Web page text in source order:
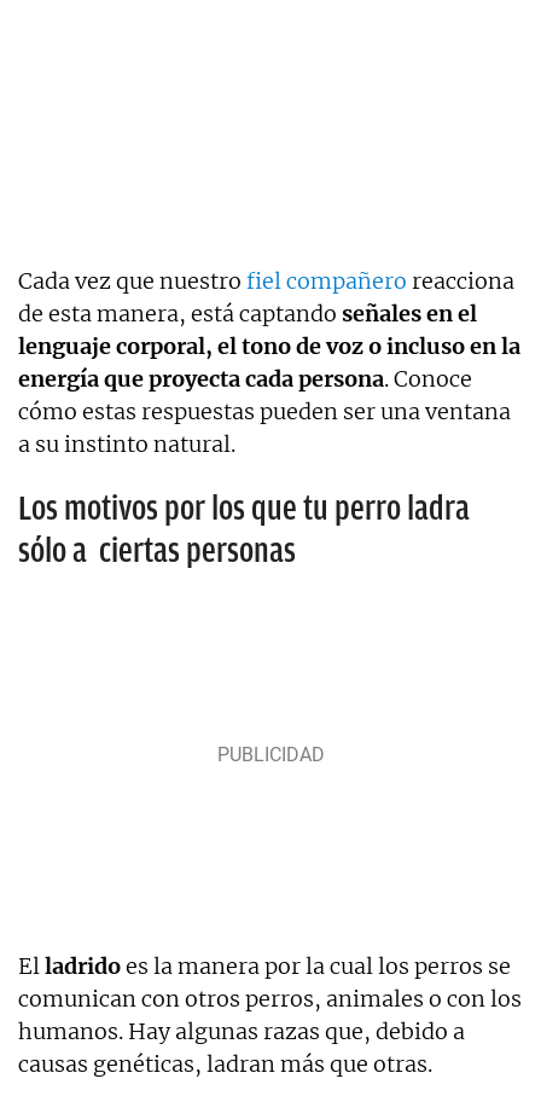
Cada vez que nuestro fiel compañero reacciona
de esta manera, está captando señales en el
lenguaje corporal, el tono de voz o incluso en la
energía que proyecta cada persona. Conoce
cómo estas respuestas pueden ser una ventana
a su instinto natural.
Los motivos por los que tu perro ladra
sólo a ciertas personas
Elladridoes la manera por la cual los perros se
comunican con otros perros, animales o con los
humanos. Hay algunas razas que, debido a
causas genéticas, ladran más que otras.